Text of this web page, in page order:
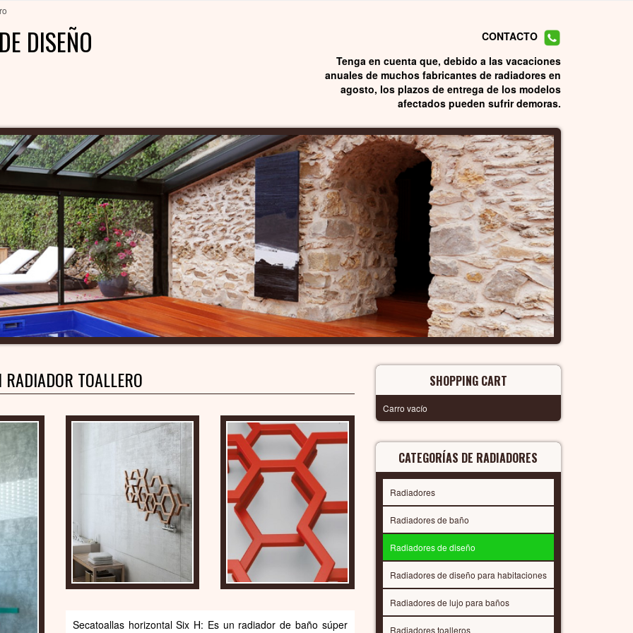
DISEÑO
CONTACTO
Tenga en cuenta que, debido a las vacaciones
anuales de muchos fabricantes de radiadores en
agosto, los plazos de entrega de los modelos
afectados pueden sufrir demoras.
TOALLERO
Secatoallas horizontal Six H: Es un radiador de baño súper
SHOPPING CART
Carro vacío
CATEGORÍAS DE RADIADORES
Radiadores
Radiadores de baño
Radiadores de diseño
Radiadores de diseño para habitaciones
Radiadores de lujo para baños
Radiadores toalleros